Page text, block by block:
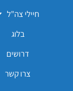
חיילי צה"ל
בלוג
דרושים
צרו קשר